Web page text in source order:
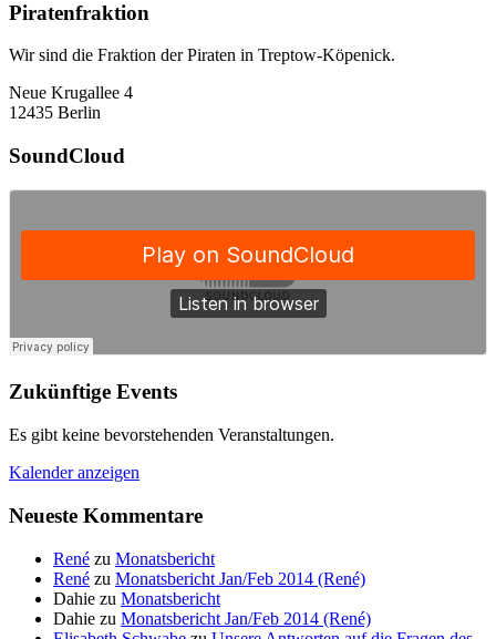
Piratenfraktion
Wir sind die Fraktion der Piraten in Treptow-Köpenick.
Neue Krugallee 4
12435 Berlin
SoundCloud
Zukünftige Events
Es gibt keine bevorstehenden Veranstaltungen.
Kalender anzeigen
Neueste Kommentare
René zu Monatsbericht
René zu Monatsbericht Jan/Feb 2014 (René)
Dahie zu Monatsbericht
Dahie zu Monatsbericht Jan/Feb 2014 (René)